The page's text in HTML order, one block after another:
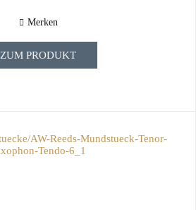
Merken
ZUM PRODUKT